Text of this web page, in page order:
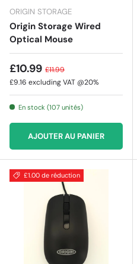
ORIGIN STORAGE
Origin Storage Wired
Optical Mouse
£10.99 £11.99
£9.16 excluding VAT @20%
En stock (107 unités)
AJOUTER AU PANIER
£1.00 de réduction